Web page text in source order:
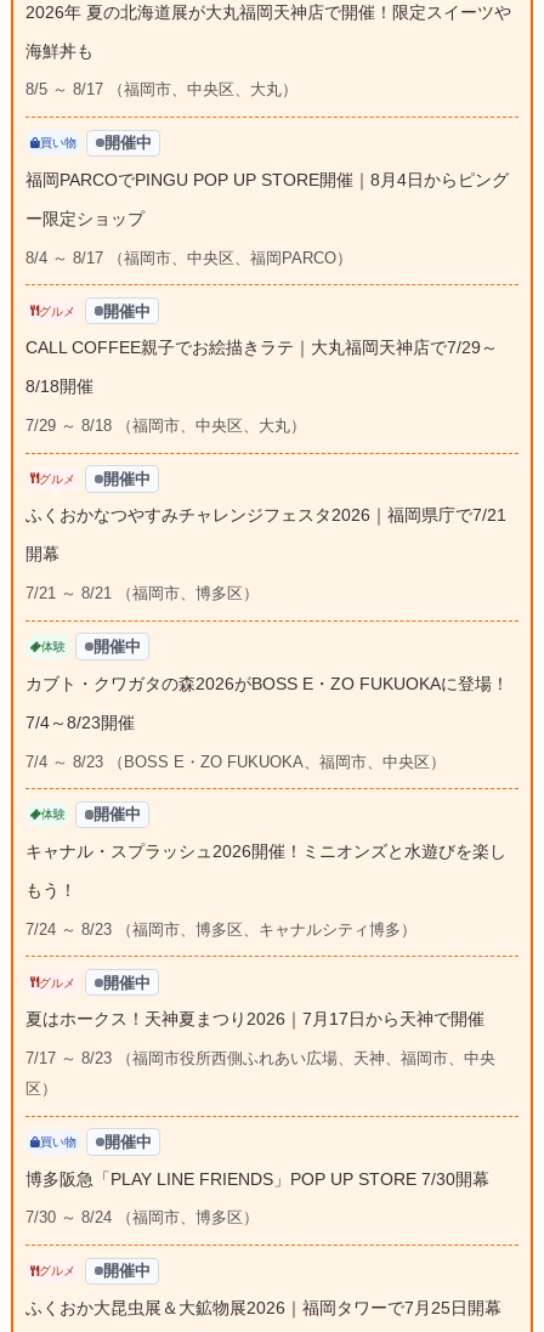
2026年 夏の北海道展が大丸福岡天神店で開催！限定スイーツや
海鮮丼も
8/5 ～ 8/17 （福岡市、中央区、大丸）
買い物 開催中
福岡PARCOでPINGU POP UP STORE開催｜8月4日からピング
ー限定ショップ
8/4 ～ 8/17 （福岡市、中央区、福岡PARCO）
グルメ 開催中
CALL COFFEE親子でお絵描きラテ｜大丸福岡天神店で7/29～
8/18開催
7/29 ～ 8/18 （福岡市、中央区、大丸）
グルメ 開催中
ふくおかなつやすみチャレンジフェスタ2026｜福岡県庁で7/21
開幕
7/21 ～ 8/21 （福岡市、博多区）
体験 開催中
カブト・クワガタの森2026がBOSS E・ZO FUKUOKAに登場！
7/4～8/23開催
7/4 ～ 8/23 （BOSS E・ZO FUKUOKA、福岡市、中央区）
体験 開催中
キャナル・スプラッシュ2026開催！ミニオンズと水遊びを楽し
もう！
7/24 ～ 8/23 （福岡市、博多区、キャナルシティ博多）
グルメ 開催中
夏はホークス！天神夏まつり2026｜7月17日から天神で開催
7/17 ～ 8/23 （福岡市役所西側ふれあい広場、天神、福岡市、中央
区）
買い物 開催中
博多阪急「PLAY LINE FRIENDS」POP UP STORE 7/30開幕
7/30 ～ 8/24 （福岡市、博多区）
グルメ 開催中
ふくおか大昆虫展＆大鉱物展2026｜福岡タワーで7月25日開幕